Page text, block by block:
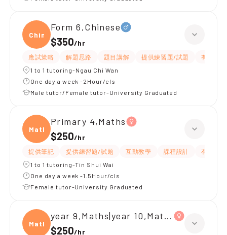
Chine
Form 6,Chinese
$350/hr
應試策略 解題思路 題目講解 提供練習題/試題
有耐性
1 to 1 tutoring-Ngau Chi Wan
One day a week -2Hour/cls
Male tutor/Female tutor-University Graduated
Maths
Primary 4,Maths
$250/hr
提供筆記 提供練習題/試題 互動教學 課程設計
有耐性
1 to 1 tutoring-Tin Shui Wai
One day a week -1.5Hour/cls
Female tutor-University Graduated
Maths
year 9,Maths|year 10,Maths
$250/hr